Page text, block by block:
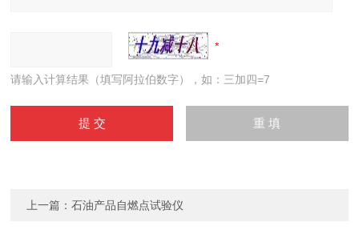
请输入计算结果（填写阿拉伯数字），如：三加四=7
上一篇：石油产品自燃点试验仪